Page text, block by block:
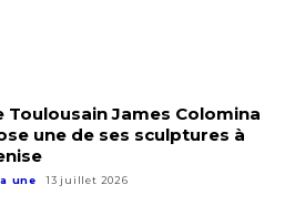
et conditions
Toulousain James Colomina
une de ses sculptures à
une 13 juillet 2026